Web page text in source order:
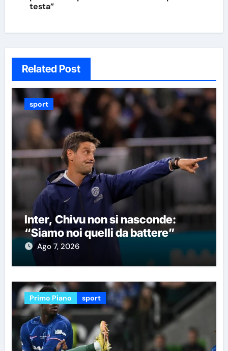
testa”
Related Post
sport
Inter, Chivu non si nasconde:
“Siamo noi quelli da battere”
Ago 7, 2026
Primo Piano sport